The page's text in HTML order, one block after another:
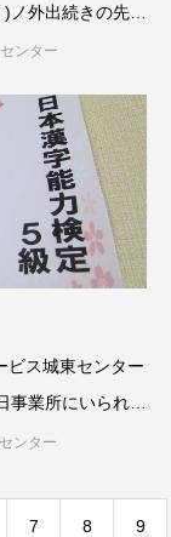
外出続きの先週
ンター
ビス城東センター
業所にいられる
ンター
7 8 9